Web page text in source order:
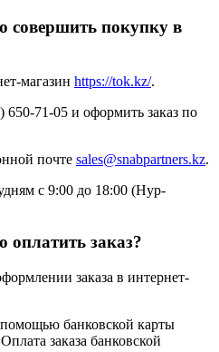
совершить покупку в
магазин https://tok.kz/.
71-05 и оформить заказ по
почте sales@snabpartners.kz.
с 9:00 до 18:00 (Нур-
заказ?
заказа в интернет-
банковской карты
заказа банковской